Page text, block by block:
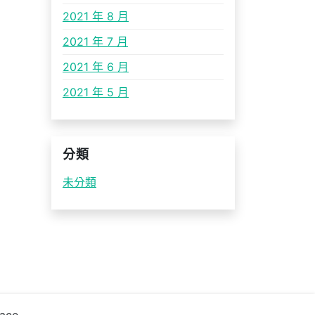
2021 年 8 月
2021 年 7 月
2021 年 6 月
2021 年 5 月
分類
未分類